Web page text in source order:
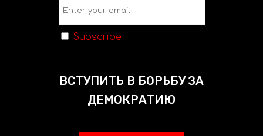
Subscribe
ВСТУПИТЬ В БОРЬБУ ЗА
ДЕМОКРАТИЮ